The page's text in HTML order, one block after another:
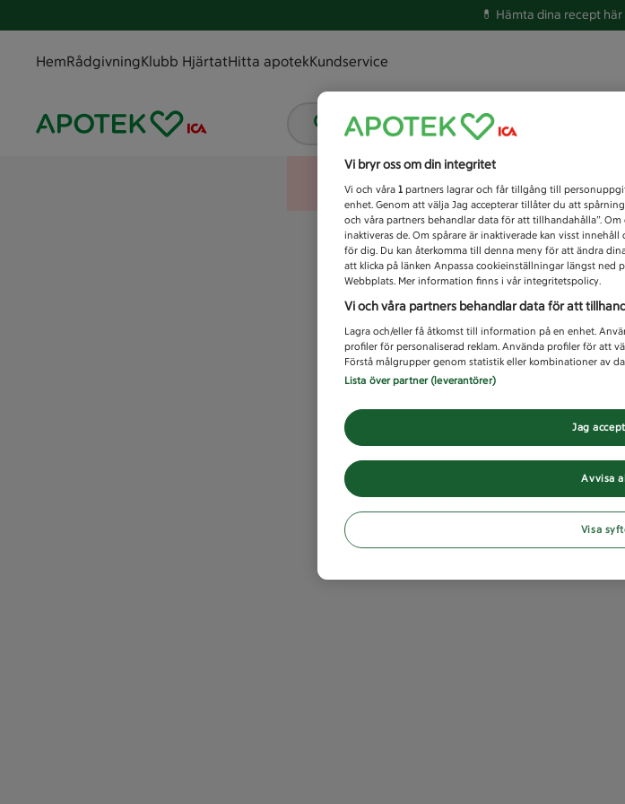
💊 Hämta dina recept här
HemRådgivningKlubb HjärtatHitta apotekKundservice
Vad letar du efter idag?
Vi bryr oss om din integritet
Vi och våra 1 partners lagrar och får tillgång till
enhet. Genom att välja Jag accepterar tillåter du att
och våra partners behandlar data för att tillhandahålla”.
inaktiveras de. Om spårare är inaktiverade kan visst
för dig. Du kan återkomma till denna meny för att ändra
att klicka på länken Anpassa cookieinställningar längst ned
Webbplats. Mer information finns i vår integritetspolicy.
Vi och våra partners behandlar data för att
Lagra och/eller få åtkomst till information på en enhet.
profiler för personaliserad reklam. Använda profiler för att
Förstå målgrupper genom statistik eller kombinationer av
Lista över partner (leverantörer)
Avvisa
Jag
Visa